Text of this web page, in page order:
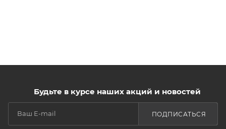
Будьте в курсе наших акций и новостей
ПОДПИСАТЬСЯ